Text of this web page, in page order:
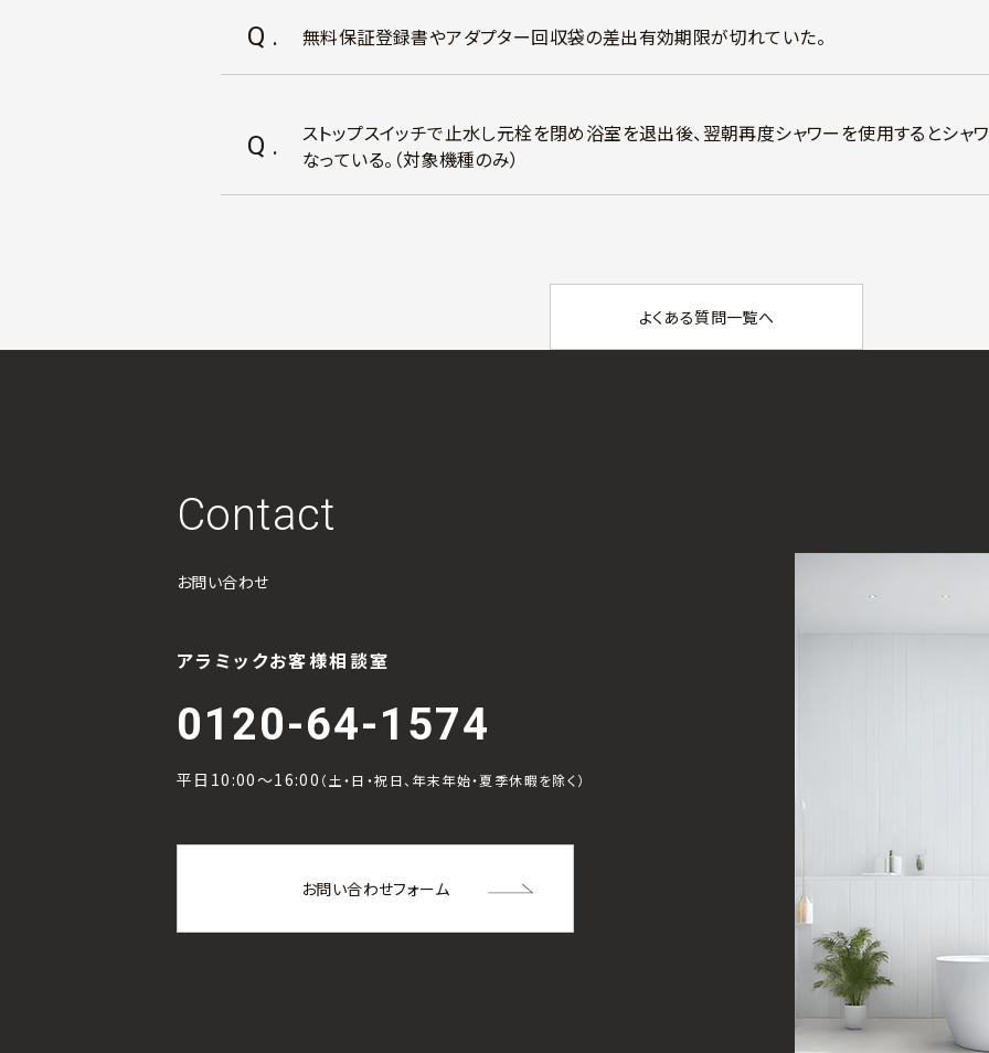
Q. 無料保証登録書やアダプター回収袋の差出有効期限が切れていた。
Q.
ストップスイッチで止水し元栓を閉め浴室を退出後、翌朝再度シャワーを使用するとシャ
なっている。（対象機種のみ）
よくある質問一覧へ
Contact
お問い合わせ
アラミックお客様相談室
0120-64-1574
平日10:00～16:00 （土・日・祝日、年末年始・夏季休暇を除く）
お問い合わせフォーム